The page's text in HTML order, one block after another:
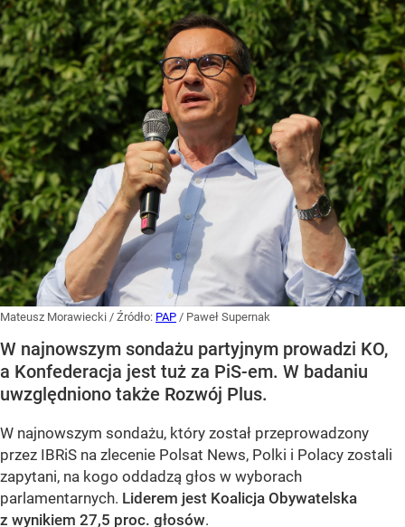
Mateusz Morawiecki / Źródło: PAP / Paweł Supernak
W najnowszym sondażu partyjnym prowadzi KO,
a Konfederacja jest tuż za PiS-em. W badaniu
uwzględniono także Rozwój Plus.
W najnowszym sondażu, który został przeprowadzony
przez IBRiS na zlecenie Polsat News, Polki i Polacy zostali
zapytani, na kogo oddadzą głos w wyborach
parlamentarnych. Liderem jest Koalicja Obywatelska
z wynikiem 27,5 proc. głosów.